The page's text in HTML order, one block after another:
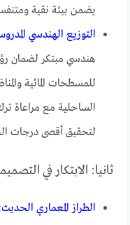
يضمن بيئة نقية
التوزيع الهندسي
هندسي مبتكر لضمان
للمسطحات المائية
الساحلية مع مراعاة
لتحقيق أقصى درجات
ثانيا: الابتكار في
الطراز المعماري